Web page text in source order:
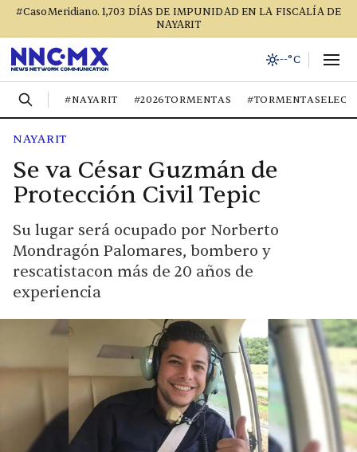
#CasoMeridiano. 1,703 DÍAS DE IMPUNIDAD EN LA FISCALÍA DE
NAYARIT
--°C
#NAYARIT #2026TORMENTAS
NAYARIT
Se va César Guzmán de
Protección Civil Tepic
Su lugar será ocupado por Norberto
Mondragón Palomares, bombero y
rescatistacon más de 20 años de
experiencia